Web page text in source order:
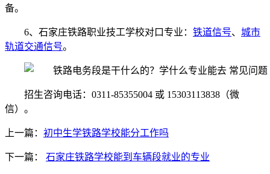
备。
6、石家庄铁路职业技工学校对口专业： 铁道信号、 城市
轨道交通信号。
招生咨询电话：0311-85355004 或 15303113838（微
信）。
上一篇： 初中生学铁路学校能分工作吗
下一篇： 石家庄铁路学校能到车辆段就业的专业